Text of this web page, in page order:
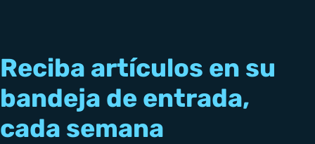
Reciba artículos en su
bandeja de entrada,
cada semana